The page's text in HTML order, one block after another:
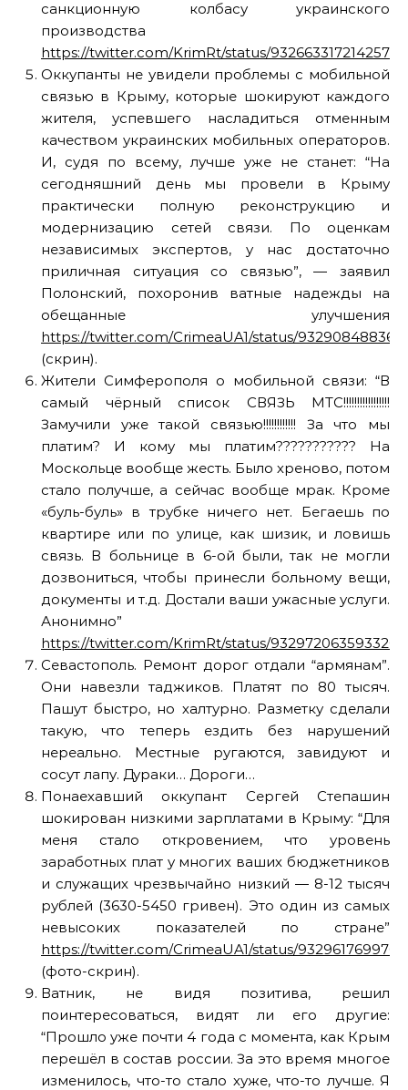
санкционную колбасу украинского
производства
https://twitter.com/KrimRt/status/
Оккупанты не увидели проблемы с мобильной
связью в Крыму, которые шокируют каждого
жителя, успевшего насладиться отменным
качеством украинских мобильных операторов.
И, судя по всему, лучше уже не станет: “На
сегодняшний день мы провели в Крыму
практически полную реконструкцию и
модернизацию сетей связи. По оценкам
независимых экспертов, у нас достаточно
приличная ситуация со связью”, — заявил
Полонский, похоронив ватные надежды на
обещанные улучшения
https://twitter.com/CrimeaUA1/status/
(скрин).
Жители Симферополя о мобильной связи: “В
самый чёрный список СВЯЗЬ МТС!!!!!!!!!!!!!!!!!
Замучили уже такой связью!!!!!!!!!!!! За что мы
платим? И кому мы платим??????????? На
Москольце вообще жесть. Было хреново, потом
стало получше, а сейчас вообще мрак. Кроме
«буль-буль» в трубке ничего нет. Бегаешь по
квартире или по улице, как шизик, и ловишь
связь. В больнице в 6-ой были, так не могли
дозвониться, чтобы принесли больному вещи,
документы и т.д. Достали ваши ужасные услуги.
Анонимно”
https://twitter.com/KrimRt/status/
Севастополь. Ремонт дорог отдали “армянам”.
Они навезли таджиков. Платят по 80 тысяч.
Пашут быстро, но халтурно. Разметку сделали
такую, что теперь ездить без нарушений
нереально. Местные ругаются, завидуют и
сосут лапу. Дураки… Дороги…
Понаехавший оккупант Сергей Степашин
шокирован низкими зарплатами в Крыму: “Для
меня стало откровением, что уровень
заработных плат у многих ваших бюджетников
и служащих чрезвычайно низкий — 8-12 тысяч
рублей (3630-5450 гривен). Это один из самых
невысоких показателей по стране”
https://twitter.com/CrimeaUA1/status/
(фото-скрин).
Ватник, не видя позитива, решил
поинтересоваться, видят ли его другие:
“Прошло уже почти 4 года с момента, как Крым
перешёл в состав россии. За это время многое
изменилось, что-то стало хуже, что-то лучше. Я